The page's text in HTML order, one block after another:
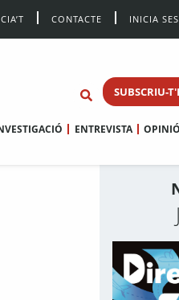
CONTACTE INICIA
SUBSCRIU-
ENTREVISTA OPINIÓ